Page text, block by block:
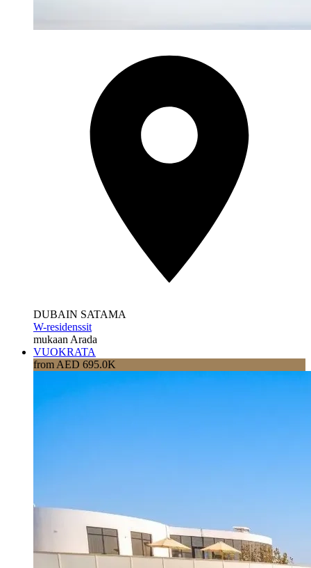
DUBAIN SATAMA
W-residenssit
mukaan Arada
VUOKRATA
from AED 695.0K